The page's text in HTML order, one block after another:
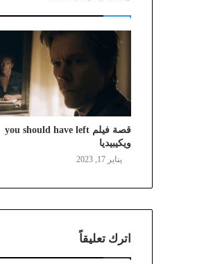
قصة فيلم you should have left
ويكيبيديا
يناير 17, 2023
اترك تعليقاً